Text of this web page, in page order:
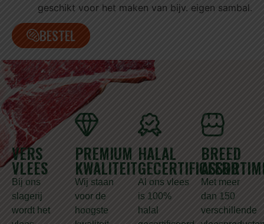
geschikt voor het maken van bijv. eigen sambal.
BESTEL
VERS
VLEES
Bij ons
slagerij
wordt het
PREMIUM
KWALITEIT
Wij staan
voor de
hoogste
HALAL
GECERTIFICEERD
Al ons vlees
is 100%
halal
BREED
Met meer
dan 150
verschillende